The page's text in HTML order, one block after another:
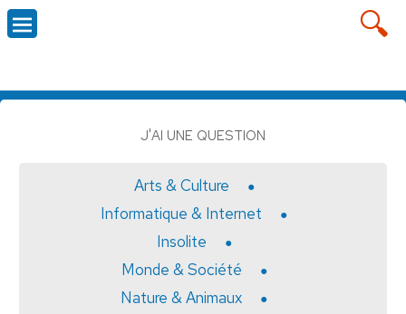
J'AI UNE QUESTION
Arts & Culture
Informatique & Internet
Insolite
Monde & Société
Nature & Animaux